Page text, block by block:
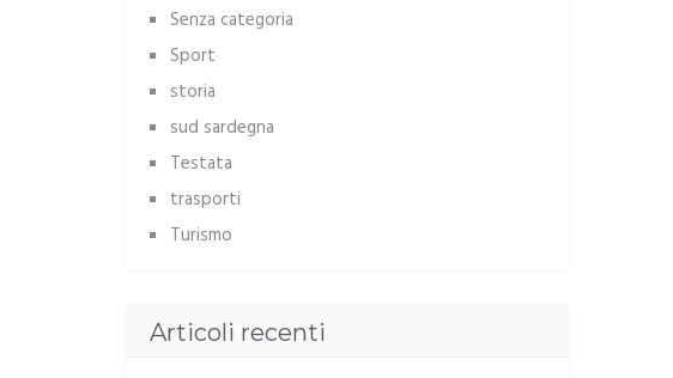
Senza categoria
Sport
storia
sud sardegna
Testata
trasporti
Turismo
Articoli recenti